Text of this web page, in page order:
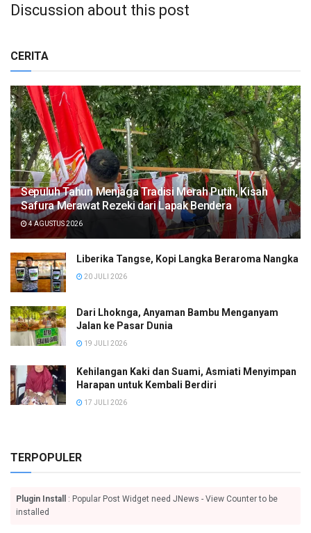
Discussion about this post
CERITA
Sepuluh Tahun Menjaga Tradisi Merah Putih, Kisah
Safura Merawat Rezeki dari Lapak Bendera
4 AGUSTUS 2026
Liberika Tangse, Kopi Langka Beraroma Nangka
20 JULI 2026
Dari Lhoknga, Anyaman Bambu Menganyam
Jalan ke Pasar Dunia
19 JULI 2026
Kehilangan Kaki dan Suami, Asmiati Menyimpan
Harapan untuk Kembali Berdiri
17 JULI 2026
TERPOPULER
Plugin Install
: Popular Post Widget need JNews - View Counter to be
installed